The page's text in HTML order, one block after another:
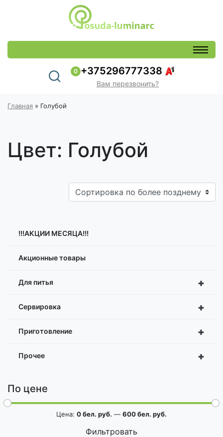
0 +375296777338
Вам перезвонить?
Главная » Голубой
Цвет: Голубой
!!!АКЦИИ МЕСЯЦА!!!
Акционные товары
+
Для питья
+
Сервировка
+
Приготовление
+
Прочее
По цене
Фильтровать
Цена: 0 бел. руб. — 600 бел. руб.